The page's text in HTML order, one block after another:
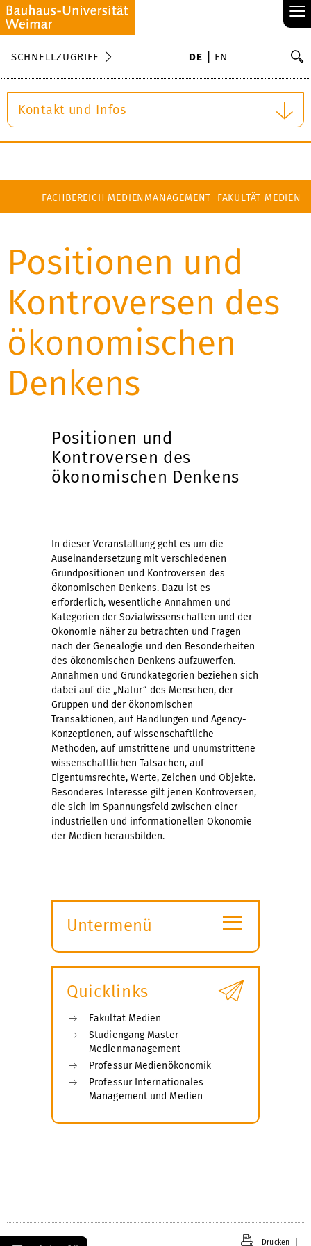
≡
SCHNELLZUGRIFF DE EN
Kontakt und Infos
FACHBEREICH MEDIENMANAGEMENT FAKULTÄT MEDIEN
Positionen und
Kontroversen des
ökonomischen
Denkens
Positionen und
Kontroversen des
ökonomischen Denkens
In dieser Veranstaltung geht es um die
Auseinandersetzung mit verschiedenen
Grundpositionen und Kontroversen des
ökonomischen Denkens. Dazu ist es
erforderlich, wesentliche Annahmen und
Kategorien der Sozialwissenschaften und der
Ökonomie näher zu betrachten und Fragen
nach der Genealogie und den Besonderheiten
des ökonomischen Denkens aufzuwerfen.
Annahmen und Grundkategorien beziehen sich
dabei auf die „Natur“ des Menschen, der
Gruppen und der ökonomischen
Transaktionen, auf Handlungen und Agency-
Konzeptionen, auf wissenschaftliche
Methoden, auf umstrittene und unumstrittene
wissenschaftlichen Tatsachen, auf
Eigentumsrechte, Werte, Zeichen und Objekte.
Besonderes Interesse gilt jenen Kontroversen,
die sich im Spannungsfeld zwischen einer
industriellen und informationellen Ökonomie
der Medien herausbilden.
Untermenü
öffnen
≡
Quicklinks
Fakultät Medien
Studiengang Master
Medienmanagement
Professur Medienökonomik
Professur Internationales
Management und Medien
Drucken